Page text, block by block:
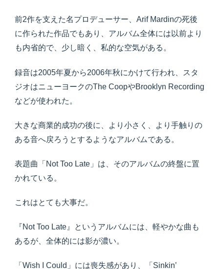
前2作を支えた名プロデューサー、Arif Mardinの死後
に作られた作品でもあり、アルバム全体には以前より
も内省的で、少し暗く、私的な空気がある。
録音は2005年夏から2006年秋にかけて行われ、スタ
ジオはニューヨークのThe CoopやBrooklyn Recording
などが使われた。
大きな商業的成功の後に、より小さく、より手触りの
ある音へ戻ろうとするようなアルバムである。
表題曲「Not Too Late」は、そのアルバムの終盤に置
かれている。
これはとても大事だ。
『Not Too Late』というアルバムには、軽やかな曲も
あるが、全体的には影が濃い。
「Wish I Could」には喪失感があり、「Sinkin’